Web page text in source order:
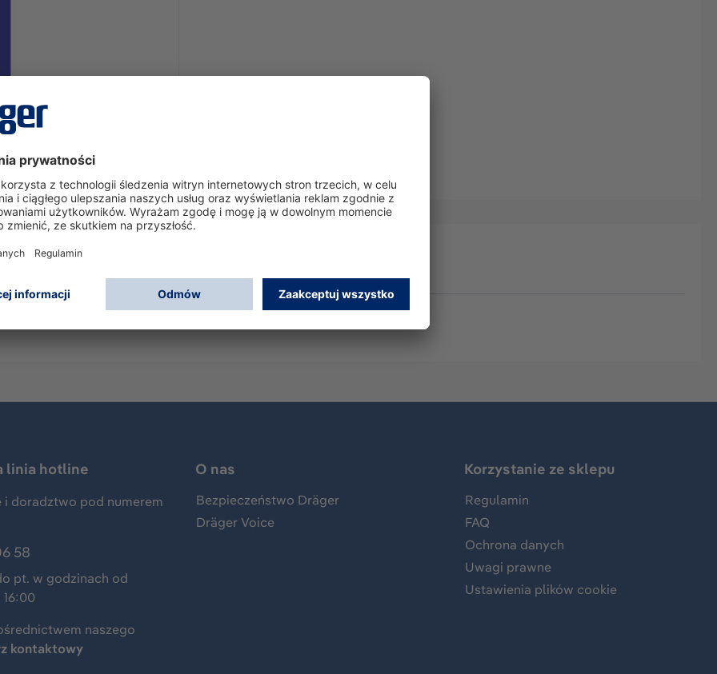
linia hotline
i doradztwo pod numerem
58
pt. w godzinach od
naszego
kontaktowy
O nas
Bezpieczeństwo Dräger
Dräger Voice
Korzystanie ze sklepu
Regulamin
FAQ
Ochrona danych
Uwagi prawne
Ustawienia plików cookie